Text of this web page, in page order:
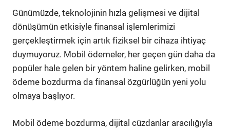
Günümüzde, teknolojinin hızla gelişmesi ve dijital
dönüşümün etkisiyle finansal işlemlerimizi
gerçekleştirmek için artık fiziksel bir cihaza ihtiyaç
duymuyoruz. Mobil ödemeler, her geçen gün daha da
popüler hale gelen bir yöntem haline gelirken, mobil
ödeme bozdurma da finansal özgürlüğün yeni yolu
olmaya başlıyor.
Mobil ödeme bozdurma, dijital cüzdanlar aracılığıyla